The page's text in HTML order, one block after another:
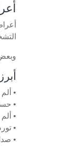
•
•
•
•
•